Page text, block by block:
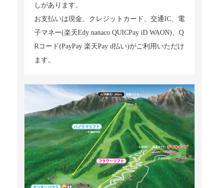
しがあります。
お支払いは現金、クレジットカード、交通IC、電
子マネー(楽天Edy nanaco QUICPay iD WAON)、Q
Rコード(PayPay 楽天Pay d払い)がご利用いただけ
ます。